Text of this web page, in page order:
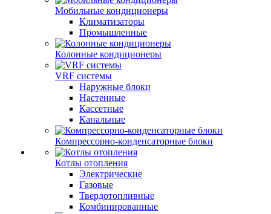
Мобильные кондиционеры
Климатизаторы
Промышленные
Колонные кондиционеры
VRF системы
Наружные блоки
Настенные
Кассетные
Канальные
Компрессорно-конденсаторные блоки
Котлы отопления
Электрические
Газовые
Твердотопливные
Комбинированные